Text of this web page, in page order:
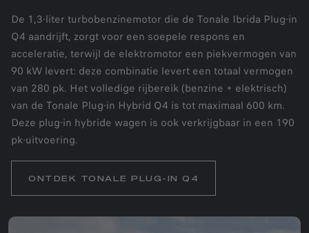
De 1,3-liter turbobenzinemotor die de Tonale Ibrida Plug-in
Q4 aandrijft, zorgt voor een soepele respons en
acceleratie, terwijl de elektromotor een piekvermogen van
90 kW levert: deze combinatie levert een totaal vermogen
van 280 pk. Het volledige rijbereik (benzine + elektrisch)
van de Tonale Plug-in Hybrid Q4 is tot maximaal 600 km.
Deze plug-in hybride wagen is ook verkrijgbaar in een 190
pk-uitvoering.
ONTDEK TONALE PLUG-IN Q4